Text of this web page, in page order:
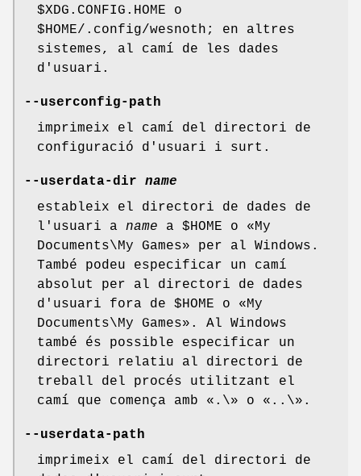
$XDG.CONFIG.HOME o
$HOME/.config/wesnoth; en altres
sistemes, al camí de les dades
d'usuari.
--userconfig-path
imprimeix el camí del directori de
configuració d'usuari i surt.
--userdata-dir name
estableix el directori de dades de
l'usuari a name a $HOME o «My
Documents\My Games» per al Windows.
També podeu especificar un camí
absolut per al directori de dades
d'usuari fora de $HOME o «My
Documents\My Games». Al Windows
també és possible especificar un
directori relatiu al directori de
treball del procés utilitzant el
camí que comença amb «.\» o «..\».
--userdata-path
imprimeix el camí del directori de